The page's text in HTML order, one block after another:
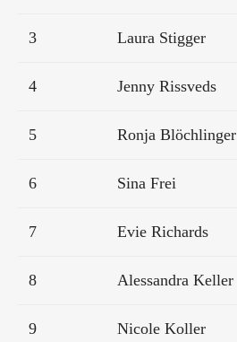
3 Laura Stigger
4 Jenny Rissveds
5 Ronja Blöchlinger
6 Sina Frei
7 Evie Richards
8 Alessandra Keller
9 Nicole Koller